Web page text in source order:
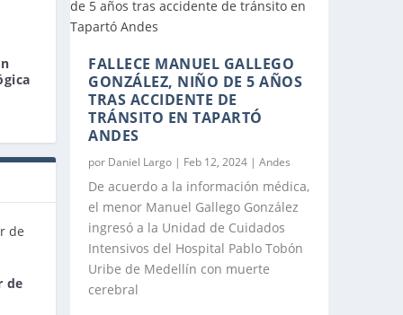
de
FALLECE MANUEL GALLEGO
GONZÁLEZ, NIÑO DE 5 AÑOS
TRAS ACCIDENTE DE
TRÁNSITO EN TAPARTÓ
ANDES
por Daniel Largo | Feb 12, 2024 |Andes
De acuerdo a la información médica,
el menor Manuel Gallego González
ingresó a la Unidad de Cuidados
Intensivos del Hospital Pablo Tobón
Uribe de Medellín con muerte
cerebral